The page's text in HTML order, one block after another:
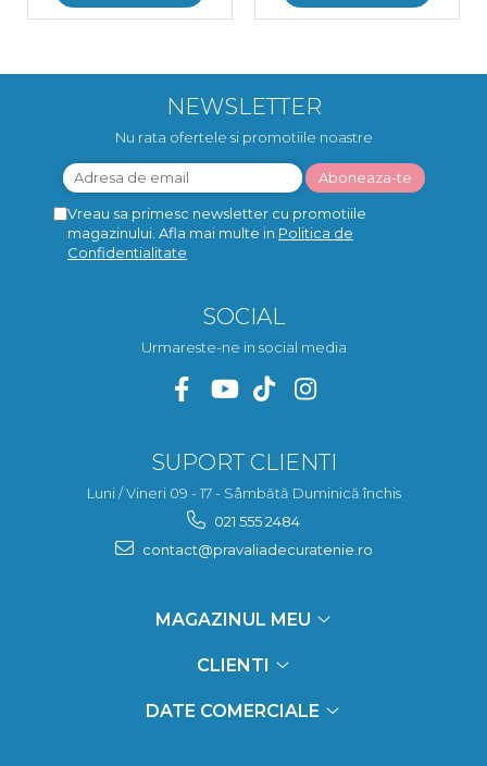
NEWSLETTER
Nu rata ofertele si promotiile noastre
Vreau sa primesc newsletter cu promotiile
magazinului. Afla mai multe in Politica de
Confidentialitate
SOCIAL
Urmareste-ne in social media
SUPORT CLIENTI
Luni / Vineri 09 - 17 - Sâmbătă Duminică închis
021 555 2484
contact@pravaliadecuratenie.ro
MAGAZINUL MEU
CLIENTI
DATE COMERCIALE